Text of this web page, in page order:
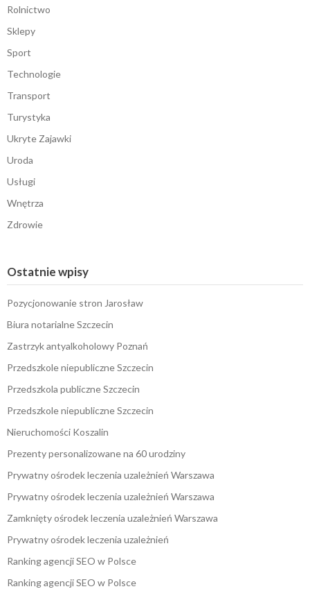
Rolnictwo
Sklepy
Sport
Technologie
Transport
Turystyka
Ukryte Zajawki
Uroda
Usługi
Wnętrza
Zdrowie
Ostatnie wpisy
Pozycjonowanie stron Jarosław
Biura notarialne Szczecin
Zastrzyk antyalkoholowy Poznań
Przedszkole niepubliczne Szczecin
Przedszkola publiczne Szczecin
Przedszkole niepubliczne Szczecin
Nieruchomości Koszalin
Prezenty personalizowane na 60 urodziny
Prywatny ośrodek leczenia uzależnień Warszawa
Prywatny ośrodek leczenia uzależnień Warszawa
Zamknięty ośrodek leczenia uzależnień Warszawa
Prywatny ośrodek leczenia uzależnień
Ranking agencji SEO w Polsce
Ranking agencji SEO w Polsce